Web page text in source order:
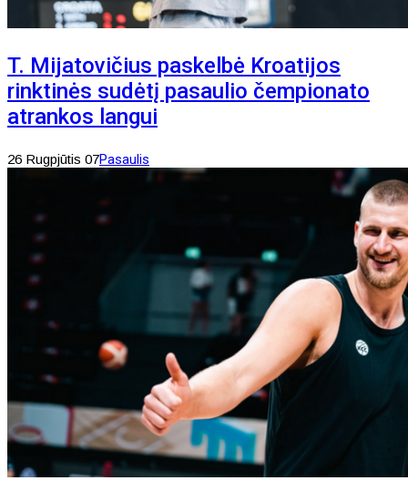
T. Mijatovičius paskelbė Kroatijos
rinktinės sudėtį pasaulio čempionato
atrankos langui
26 Rugpjūtis 07Pasaulis